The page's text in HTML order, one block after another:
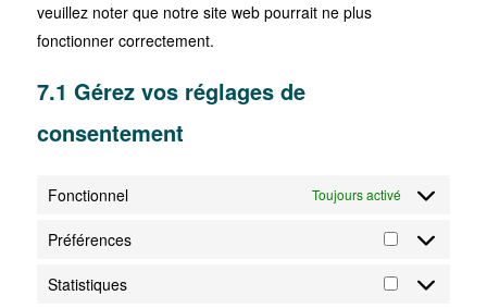
veuillez noter que notre site web pourrait ne plus
fonctionner correctement.
7.1 Gérez vos réglages de
consentement
Fonctionnel Toujours activé
Préférences
Préférences
Statistiques
Statistiques